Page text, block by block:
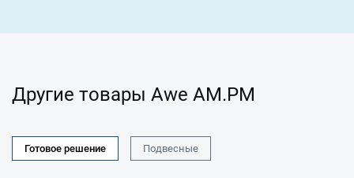
Другие товары Awe AM.PM
Готовое решение Подвесные